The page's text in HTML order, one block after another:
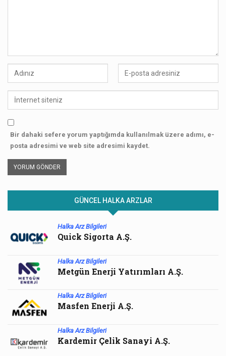
Bir dahaki sefere yorum yaptığımda kullanılmak üzere adımı, e-
posta adresimi ve web site adresimi kaydet.
GÜNCEL HALKA ARZLAR
Halka Arz Bilgileri
Quick Sigorta A.Ş.
Halka Arz Bilgileri
Metgün Enerji Yatırımları A.Ş.
Halka Arz Bilgileri
Masfen Enerji A.Ş.
Halka Arz Bilgileri
Kardemir Çelik Sanayi A.Ş.